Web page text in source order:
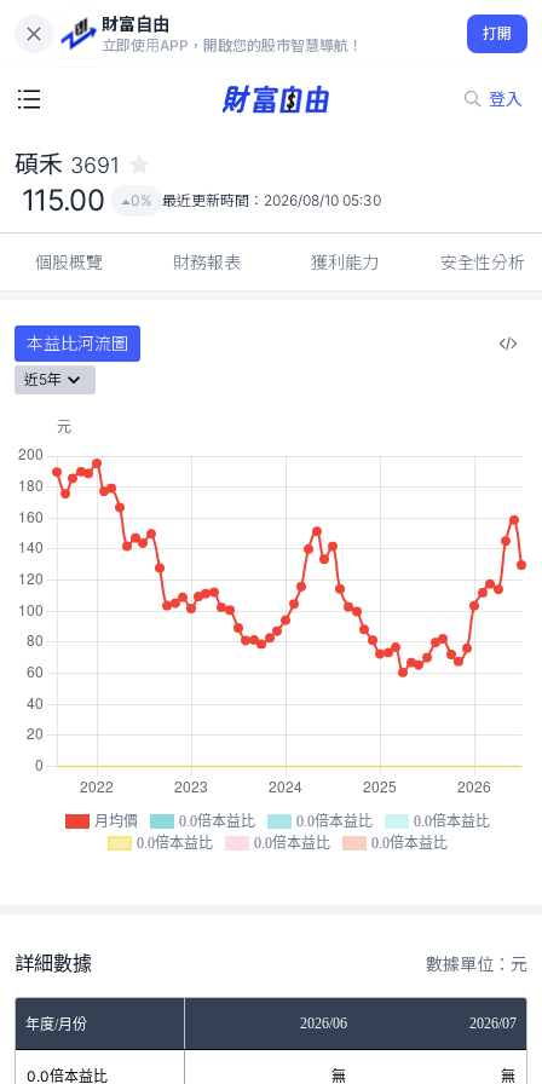
財富自由
立即使用APP，開啟您的股市智慧導航！
打開
登入
115.00
0%
碩禾 3691
115.00 0% 最近更新時間： 2026/08/10 05:30
個股概覽 財務報表 獲利能力 安全性分析
本益比河流圖
近5年
月均價 0.0倍本益比 0.0倍本益比
0.0倍本益比
0.0倍本益比
0.0倍本益比 0.0倍本益比
詳細數據 數據單位：元
年度/月份 2026/06 2026/07
0.0倍本益比 無 無